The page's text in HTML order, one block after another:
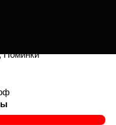
Московской области
в корзине).
Поминки